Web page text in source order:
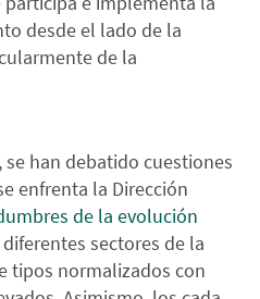
desde el lado de la
de la
han debatido cuestiones
enfrenta la Dirección
de la evolución
sectores de la
tipos normalizados con